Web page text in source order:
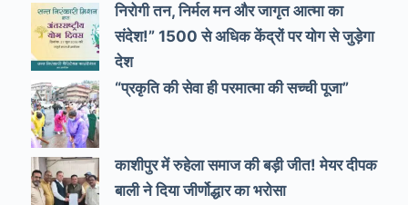
निरोगी तन, निर्मल मन और जागृत आत्मा का
संदेश!” 1500 से अधिक केंद्रों पर योग से जुड़ेगा
देश
“प्रकृति की सेवा ही परमात्मा की सच्ची पूजा”
काशीपुर में रुहेला समाज की बड़ी जीत! मेयर दीपक
बाली ने दिया जीर्णोद्धार का भरोसा